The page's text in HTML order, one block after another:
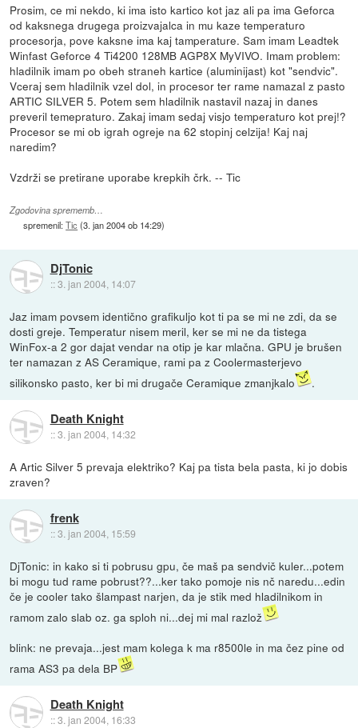
Prosim, ce mi nekdo, ki ima isto kartico kot jaz ali pa ima Geforca
od kaksnega drugega proizvajalca in mu kaze temperaturo
procesorja, pove kaksne ima kaj tamperature. Sam imam Leadtek
Winfast Geforce 4 Ti4200 128MB AGP8X MyVIVO. Imam problem:
hladilnik imam po obeh straneh kartice (aluminijast) kot "sendvic".
Vceraj sem hladilnik vzel dol, in procesor ter rame namazal z pasto
ARTIC SILVER 5. Potem sem hladilnik nastavil nazaj in danes
preveril temepraturo. Zakaj imam sedaj visjo temperaturo kot prej!?
Procesor se mi ob igrah ogreje na 62 stopinj celzija! Kaj naj
naredim?
Vzdrži se pretirane uporabe krepkih črk. -- Tic
Zgodovina sprememb…
spremenil:Tic (3. jan 2004 ob 14:29)
DjTonic
::3. jan 2004, 14:07
Jaz imam povsem identično grafikuljo kot ti pa se mi ne zdi, da se
dosti greje. Temperatur nisem meril, ker se mi ne da tistega
WinFox-a 2 gor dajat vendar na otip je kar mlačna. GPU je brušen
ter namazan z AS Ceramique, rami pa z Coolermasterjevo
silikonsko pasto, ker bi mi drugače Ceramique zmanjkalo
.
Death Knight
::3. jan 2004, 14:32
A Artic Silver 5 prevaja elektriko? Kaj pa tista bela pasta, ki jo dobis
zraven?
frenk
::3. jan 2004, 15:59
DjTonic: in kako si ti pobrusu gpu, če maš pa sendvič kuler...potem
bi mogu tud rame pobrust??...ker tako pomoje nis nč naredu...edin
če je cooler tako šlampast narjen, da je stik med hladilnikom in
ramom zalo slab oz. ga sploh ni...dej mi mal razlož
blink: ne prevaja...jest mam kolega k ma r8500le in ma čez pine od
rama AS3 pa dela BP
Death Knight
::3. jan 2004, 16:33